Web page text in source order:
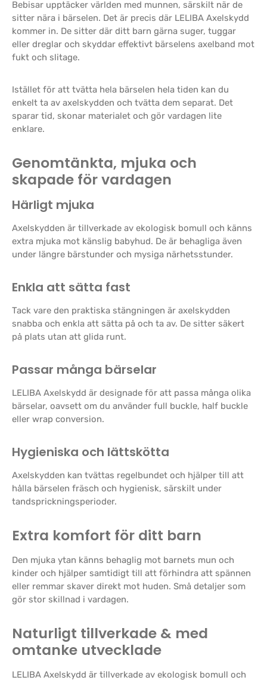
Bebisar upptäcker världen med munnen, särskilt när de
sitter nära i bärselen. Det är precis där LELIBA Axelskydd
kommer in. De sitter där ditt barn gärna suger, tuggar
eller dreglar och skyddar effektivt bärselens axelband mot
fukt och slitage.
Istället för att tvätta hela bärselen hela tiden kan du
enkelt ta av axelskydden och tvätta dem separat. Det
sparar tid, skonar materialet och gör vardagen lite
enklare.
Genomtänkta, mjuka och
skapade för vardagen
Härligt mjuka
Axelskydden är tillverkade av ekologisk bomull och känns
extra mjuka mot känslig babyhud. De är behagliga även
under längre bärstunder och mysiga närhetsstunder.
Enkla att sätta fast
Tack vare den praktiska stängningen är axelskydden
snabba och enkla att sätta på och ta av. De sitter säkert
på plats utan att glida runt.
Passar många bärselar
LELIBA Axelskydd är designade för att passa många olika
bärselar, oavsett om du använder full buckle, half buckle
eller wrap conversion.
Hygieniska och lättskötta
Axelskydden kan tvättas regelbundet och hjälper till att
hålla bärselen fräsch och hygienisk, särskilt under
tandsprickningsperioder.
Extra komfort för ditt barn
Den mjuka ytan känns behaglig mot barnets mun och
kinder och hjälper samtidigt till att förhindra att spännen
eller remmar skaver direkt mot huden. Små detaljer som
gör stor skillnad i vardagen.
Naturligt tillverkade & med
omtanke utvecklade
LELIBA Axelskydd är tillverkade av ekologisk bomull och